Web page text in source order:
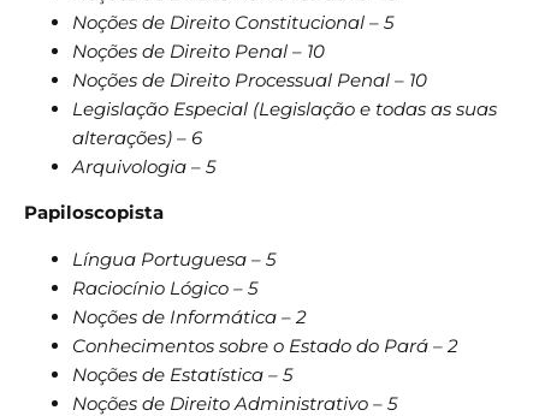
Noções de Direito Constitucional – 5
Noções de Direito Penal – 10
Noções de Direito Processual Penal – 10
Legislação Especial (Legislação e todas as suas
alterações) – 6
Arquivologia – 5
Papiloscopista
Língua Portuguesa – 5
Raciocínio Lógico – 5
Noções de Informática – 2
Conhecimentos sobre o Estado do Pará – 2
Noções de Estatística – 5
Noções de Direito Administrativo – 5